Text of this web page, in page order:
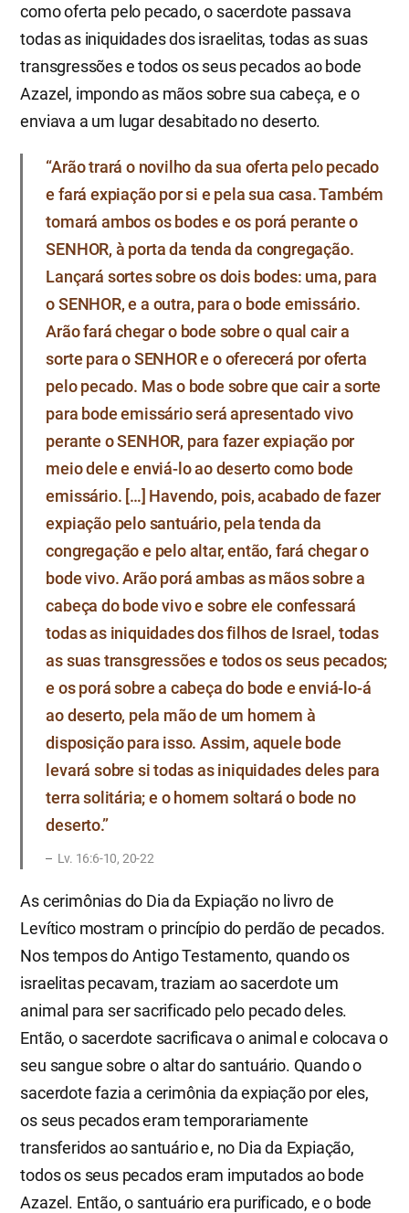
como oferta pelo pecado, o sacerdote passava
todas as iniquidades dos israelitas, todas as suas
transgressões e todos os seus pecados ao bode
Azazel, impondo as mãos sobre sua cabeça, e o
enviava a um lugar desabitado no deserto.
“Arão trará o novilho da sua oferta pelo pecado
e fará expiação por si e pela sua casa. Também
tomará ambos os bodes e os porá perante o
SENHOR, à porta da tenda da congregação.
Lançará sortes sobre os dois bodes: uma, para
o SENHOR, e a outra, para o bode emissário.
Arão fará chegar o bode sobre o qual cair a
sorte para o SENHOR e o oferecerá por oferta
pelo pecado. Mas o bode sobre que cair a sorte
para bode emissário será apresentado vivo
perante o SENHOR, para fazer expiação por
meio dele e enviá-lo ao deserto como bode
emissário. […] Havendo, pois, acabado de fazer
expiação pelo santuário, pela tenda da
congregação e pelo altar, então, fará chegar o
bode vivo. Arão porá ambas as mãos sobre a
cabeça do bode vivo e sobre ele confessará
todas as iniquidades dos filhos de Israel, todas
as suas transgressões e todos os seus pecados;
e os porá sobre a cabeça do bode e enviá-lo-á
ao deserto, pela mão de um homem à
disposição para isso. Assim, aquele bode
levará sobre si todas as iniquidades deles para
terra solitária; e o homem soltará o bode no
deserto.”
​Lv. 16:6-10, 20-22
As cerimônias do Dia da Expiação no livro de
Levítico mostram o princípio do perdão de pecados.
Nos tempos do Antigo Testamento, quando os
israelitas pecavam, traziam ao sacerdote um
animal para ser sacrificado pelo pecado deles.
Então, o sacerdote sacrificava o animal e colocava o
seu sangue sobre o altar do santuário. Quando o
sacerdote fazia a cerimônia da expiação por eles,
os seus pecados eram temporariamente
transferidos ao santuário e, no Dia da Expiação,
todos os seus pecados eram imputados ao bode
Azazel. Então, o santuário era purificado, e o bode